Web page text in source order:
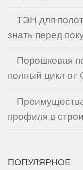
ТЭН для
знать перед
Порошковая
полный цикл от
профиля в
ПОПУЛЯРНОЕ